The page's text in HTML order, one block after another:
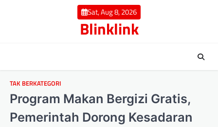
Sat, Aug 8, 2026
Blinklink
TAK BERKATEGORI
Program Makan Bergizi Gratis,
Pemerintah Dorong Kesadaran